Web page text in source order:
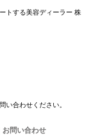
トする美容ディーラー 株
い合わせください。
お問い合わせ